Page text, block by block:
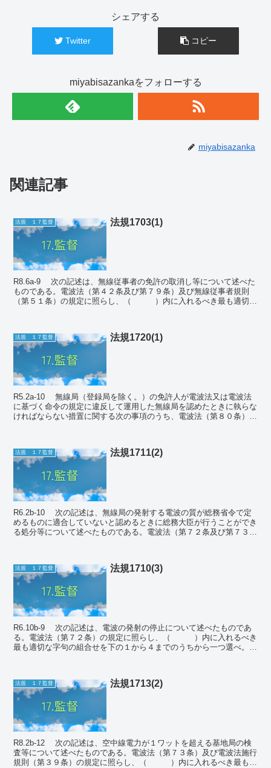
シェアする
Twitter コピー
miyabisazankaをフォローする
miyabisazanka
関連記事
法規 １７監督 法規1703(1)
R8.6a-9 次の記述は、無線従事者の免許の取消し等について述べた
ものである。電波法（第４２条及び第７９条）及び無線従事者規則
（第５１条）の規定に照らし、（ ）内に入れるべき最も適切な
法規 １７監督 法規1720(1)
R5.2a-10 無線局（登録局を除く。）の免許人が電波法又は電波法
に基づく命令の規定に違反して運用した無線局を認めたときに執らな
ければならない措置に関する次の事項のうち、電波法（第８０条）の
法規 １７監督 法規1711(2)
R6.2b-10 次の記述は、無線局の発射する電波の質が総務省令で定
めるものに適合していないと認めるときに総務大臣が行うことができ
る処分等について述べたものである。電波法（第７２条及び第７３
法規 １７監督 法規1710(3)
R6.10b-9 次の記述は、電波の発射の停止について述べたものであ
る。電波法（第７２条）の規定に照らし、（ ）内に入れるべき
最も適切な字句の組合せを下の１から４までのうちから一つ選べ。な
法規 １７監督 法規1713(2)
R8.2b-12 次の記述は、空中線電力が１ワットを超える基地局の検
査等について述べたものである。電波法（第７３条）及び電波法施行
規則（第３９条）の規定に照らし、（ ）内に入れるべき最も適